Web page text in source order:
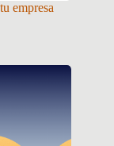
empresa